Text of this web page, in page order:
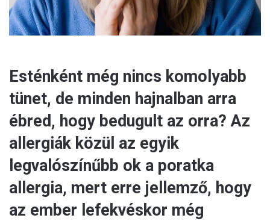
Esténként még nincs komolyabb
tünet, de minden hajnalban arra
ébred, hogy bedugult az orra? Az
allergiák közül az egyik
legvalószínűbb ok a poratka
allergia, mert erre jellemző, hogy
az ember lefekvéskor még